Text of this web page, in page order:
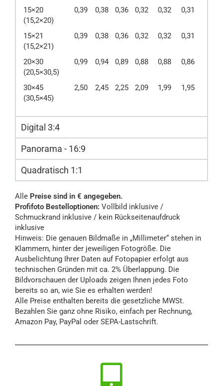
15×20
(15,2×20)
0,39 0,38 0,36 0,32 0,32 0,31
15×21
(15,2×21)
0,39 0,38 0,36 0,32 0,32 0,31
20×30
(20,5×30,5)
0,99 0,94 0,89 0,88 0,88 0,86
30×45
(30,5×45)
2,50 2,45 2,25 2,09 1,99 1,95
Digital 3:4
Panorama - 16:9
Quadratisch 1:1
Alle Preise sind in € angegeben.
Profifoto Bestelloptionen: Vollbild inklusive /
Schmuckrand inklusive / kein Rückseitenaufdruck
inklusive
Hinweis: Die genauen Bildmaße in „Millimeter“ stehen in
Klammern, hinter der jeweiligen Fotogröße. Die
Ausbelichtung Ihrer Daten auf Fotopapier erfolgt aus
technischen Gründen mit ca. 2% Überlappung. Die
Bildvorschauen der Uploads zeigen Ihnen jedes Foto
bereits so an, wie Sie es erhalten werden!
Alle Preise enthalten bereits die gesetzliche MWSt.
Bezahlen Sie ganz ohne Risiko, einfach per Rechnung,
Amazon Pay, PayPal oder SEPA-Lastschrift.